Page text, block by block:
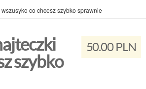
co chcesz szybko sprawnie
50.00 PLN
szybko